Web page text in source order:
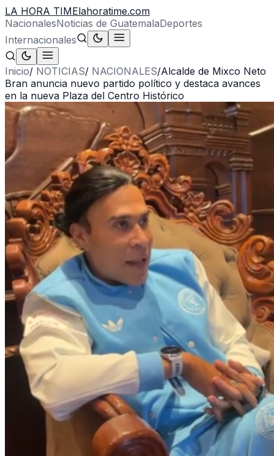
LA HORA TIMElahoratime.com
NacionalesNoticias de GuatemalaDeportes
Internacionales
Inicio/ NOTICIAS/ NACIONALES/Alcalde de Mixco Neto
Bran anuncia nuevo partido político y destaca avances
en la nueva Plaza del Centro Histórico